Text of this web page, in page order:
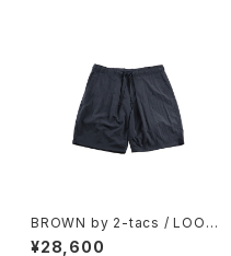
BROWN by 2-tacs / LOOSE
SHORTS（NYLON）
¥28,600